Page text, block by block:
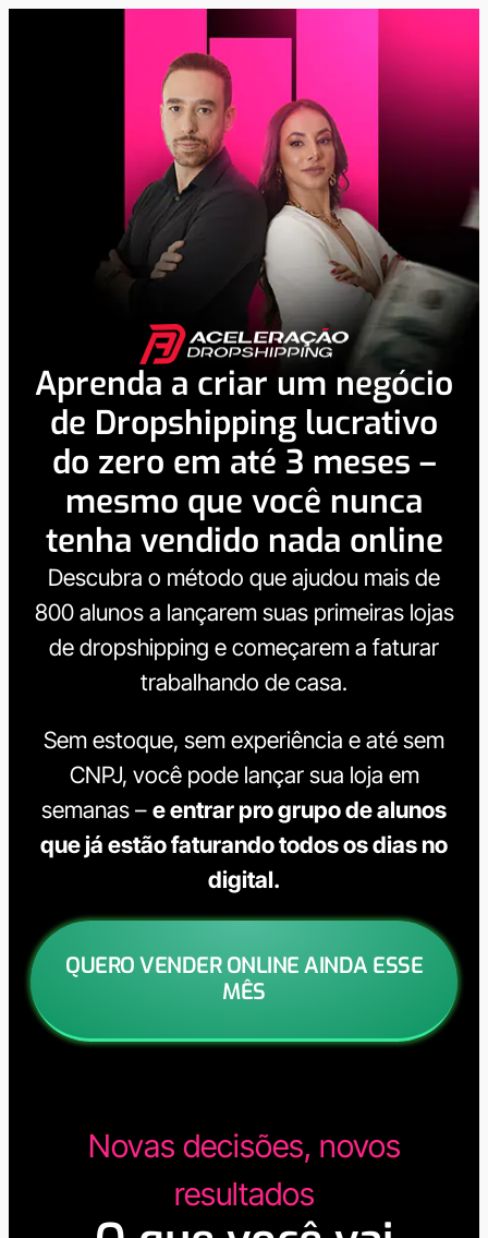
Aprenda a criar um negócio
de Dropshipping lucrativo
do zero em até 3 meses –
mesmo que você nunca
tenha vendido nada online
Descubra o método que ajudou mais de
800 alunos a lançarem suas primeiras lojas
de dropshipping e começarem a faturar
trabalhando de casa.
Sem estoque, sem experiência e até sem
CNPJ, você pode lançar sua loja em
semanas – e entrar pro grupo de alunos
que já estão faturando todos os dias no
digital.
QUERO VENDER ONLINE AINDA ESSE
MÊS
Novas decisões, novos
resultados